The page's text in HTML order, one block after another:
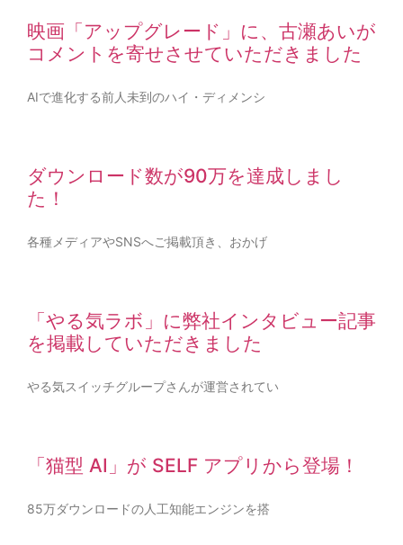
映画「アップグレード」に、古瀬あいが
コメントを寄せさせていただきました
AIで進化する前人未到のハイ・ディメンシ
ダウンロード数が90万を達成しまし
た！
各種メディアやSNSへご掲載頂き、おかげ
「やる気ラボ」に弊社インタビュー記事
を掲載していただきました
やる気スイッチグループさんが運営されてい
「猫型 AI」が SELF アプリから登場！
85万ダウンロードの人工知能エンジンを搭